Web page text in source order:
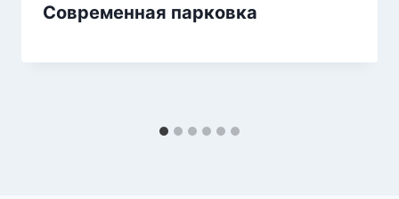
Современная парковка